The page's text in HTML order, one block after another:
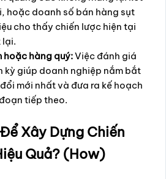
hoặc doanh số bán hàng sụt
cho thấy chiến lược hiện tại
lại.
hoặc hàng quý:Việc đánh giá
kỳ giúp doanh nghiệp nắm bắt
mới nhất và đưa ra kế hoạch
tiếp theo.
Xây Dựng Chiến
Quả? (How)